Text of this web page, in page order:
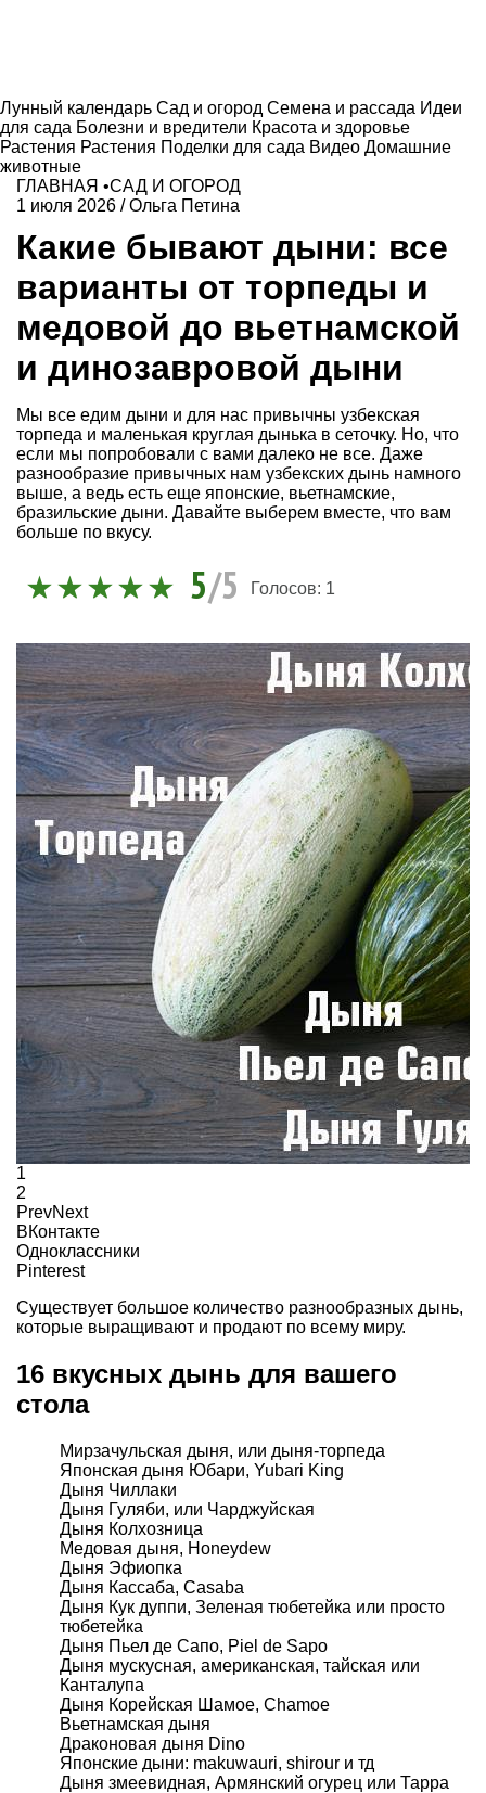
Лунный календарь Сад и огород Семена и рассада Идеи
для сада Болезни и вредители Красота и здоровье
Растения Растения Поделки для сада Видео Домашние
животные
ГЛАВНАЯ •САД И ОГОРОД
1 июля 2026 /Ольга Петина
Какие бывают дыни: все
варианты от торпеды и
медовой до вьетнамской
и динозавровой дыни
Мы все едим дыни и для нас привычны узбекская
торпеда и маленькая круглая дынька в сеточку. Но, что
если мы попробовали с вами далеко не все. Даже
разнообразие привычных нам узбекских дынь намного
выше, а ведь есть еще японские, вьетнамские,
бразильские дыни. Давайте выберем вместе, что вам
больше по вкусу.
5/5 Голосов: 1
1
2
PrevNext
ВКонтакте
Одноклассники
Pinterest
Существует большое количество разнообразных дынь,
которые выращивают и продают по всему миру.
16 вкусных дынь для вашего
стола
Мирзачульская дыня, или дыня-торпеда
Японская дыня Юбари, Yubari King
Дыня Чиллаки
Дыня Гуляби, или Чарджуйская
Дыня Колхозница
Медовая дыня, Honeydew
Дыня Эфиопка
Дыня Кассаба, Casaba
Дыня Кук дуппи, Зеленая тюбетейка или просто
тюбетейка
Дыня Пьел де Сапо, Piel de Sapo
Дыня мускусная, американская, тайская или
Канталупа
Дыня Корейская Шамое, Chamoe
Вьетнамская дыня
Драконовая дыня Dino
Японские дыни: makuwauri, shirour и тд
Дыня змеевидная, Армянский огурец или Тарра